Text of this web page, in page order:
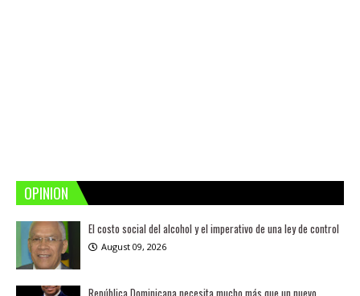
OPINION
El costo social del alcohol y el imperativo de una ley de control
August 09, 2026
República Dominicana necesita mucho más que un nuevo